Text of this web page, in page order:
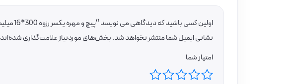
اولین کسی باشید که دیدگاهی می نویسد “پیچ و مهره یکسر رزوه 300*16میلیمتر شیلگان(p)”
نشانی ایمیل شما منتشر نخواهد شد.بخش‌های موردنیاز علامت‌گذاری شده‌اند
امتیاز شما